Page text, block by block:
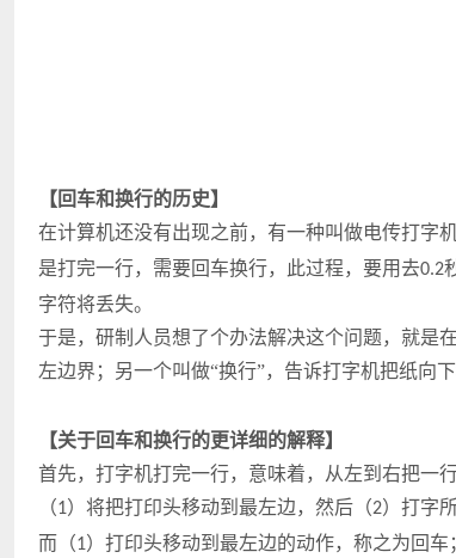
【回车和换行的历史】
在计算机还没有出现之前，有一种叫做电传打字
是打完一行，需要回车换行，此过程，要用去0.2
字符将丢失。
于是，研制人员想了个办法解决这个问题，就是
左边界；另一个叫做“换行”，告诉打字机把纸向下
【关于回车和换行的更详细的解释】
首先，打字机打完一行，意味着，从左到右把一
（1）将把打印头移动到最左边，然后（2）打字
而（1）打印头移动到最左边的动作，称之为回车